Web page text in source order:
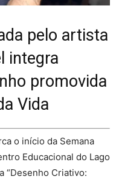
pelo artista
integra
promovida
Vida
o início da Semana
Educacional do Lago
“Desenho Criativo: